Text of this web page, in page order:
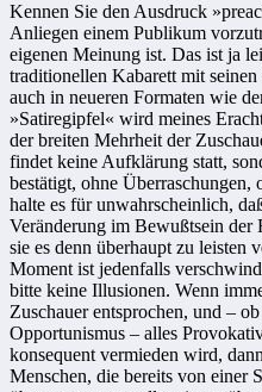
Kennen Sie den Ausdruck
Anliegen einem Publikum
eigenen Meinung ist. Das ist ja
traditionellen Kabarett mit
auch in neueren Formaten wie
»Satiregipfel« wird meines
der breiten Mehrheit der
findet keine Aufklärung statt,
bestätigt, ohne
halte es für unwahrscheinlich,
Veränderung im Bewußtsein der
sie es denn überhaupt zu leisten
Moment ist jedenfalls
bitte keine Illusionen. Wenn
Zuschauer entsprochen, und –
Opportunismus – alles
konsequent vermieden wird,
Menschen, die bereits von einer